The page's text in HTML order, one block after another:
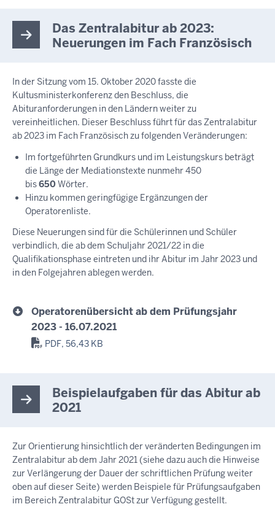
Das Zentralabitur ab 2023:
Neuerungen im Fach Französisch
In der Sitzung vom 15. Oktober 2020 fasste die
Kultusministerkonferenz den Beschluss, die
Abituranforderungen in den Ländern weiter zu
vereinheitlichen. Dieser Beschluss führt für das Zentralabitur
ab 2023 im Fach Französisch zu folgenden Veränderungen:
Im fortgeführten Grundkurs und im Leistungskurs beträgt
die Länge der Mediationstexte nunmehr 450
bis650Wörter.
Hinzu kommen geringfügige Ergänzungen der
Operatorenliste.
Diese Neuerungen sind für die Schülerinnen und Schüler
verbindlich, die ab dem Schuljahr 2021/22 in die
Qualifikationsphase eintreten und ihr Abitur im Jahr 2023 und
in den Folgejahren ablegen werden.
Operatorenübersicht ab dem Prüfungsjahr
2023 - 16.07.2021
PDF, 56,43 KB
Beispielaufgaben für das Abitur ab
2021
Zur Orientierung hinsichtlich der veränderten Bedingungen im
Zentralabitur ab dem Jahr 2021 (siehe dazu auch die Hinweise
zur Verlängerung der Dauer der schriftlichen Prüfung weiter
oben auf dieser Seite) werden Beispiele für Prüfungsaufgaben
im Bereich Zentralabitur GOSt zur Verfügung gestellt.